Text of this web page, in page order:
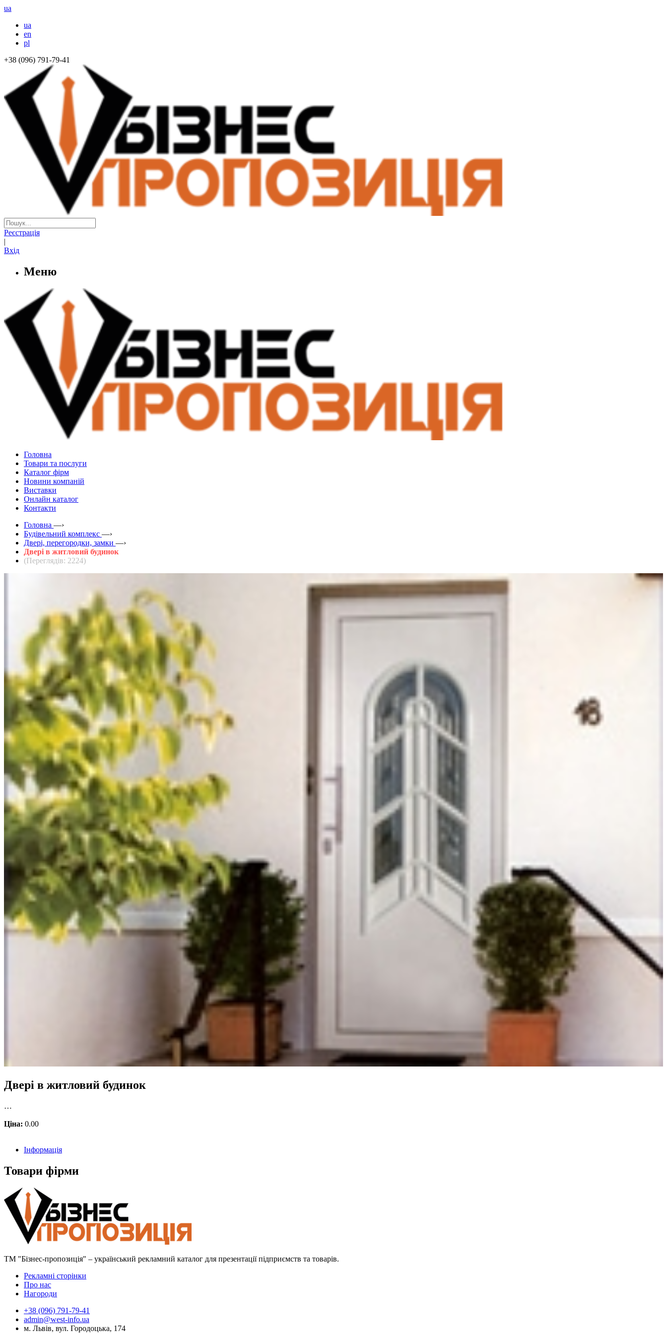
ua
ua
en
pl
+38 (096) 791-79-41
Реєстрація
|
Вхід
Меню
Головна
Товари та послуги
Каталог фірм
Новини компаній
Виставки
Онлайн каталог
Контакти
Головна —›
Будівельний комплекс —›
Двері, перегородки, замки —›
Двері в житловий будинок
(Переглядів: 2224)
Двері в житловий будинок
…
Ціна: 0.00
Інформація
Товари фірми
ТМ "Бізнес-пропозиція" – український рекламний каталог для презентації підприємств та товарів.
Рекламні сторінки
Про нас
Нагороди
+38 (096) 791-79-41
admin@west-info.ua
м. Львів, вул. Городоцька, 174